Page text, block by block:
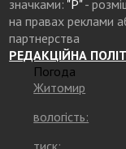
значками: "Р"-
на правах реклами
партнерства
РЕДАКЦІЙНА
Погода
Житомир
вологість:
тиск: